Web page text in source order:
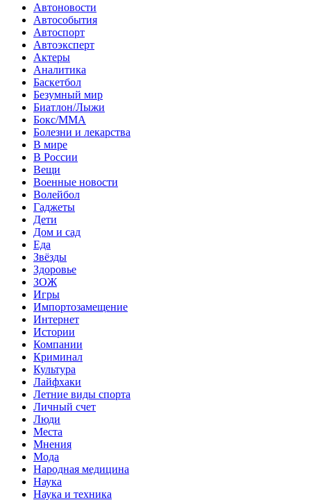
Автоновости
Автособытия
Автоспорт
Автоэксперт
Актеры
Аналитика
Баскетбол
Безумный мир
Биатлон/Лыжи
Бокс/MMA
Болезни и лекарства
В мире
В России
Вещи
Военные новости
Волейбол
Гаджеты
Дети
Дом и сад
Еда
Звёзды
Здоровье
ЗОЖ
Игры
Импортозамещение
Интернет
Истории
Компании
Криминал
Культура
Лайфхаки
Летние виды спорта
Личный счет
Люди
Места
Мнения
Мода
Народная медицина
Наука
Наука и техника